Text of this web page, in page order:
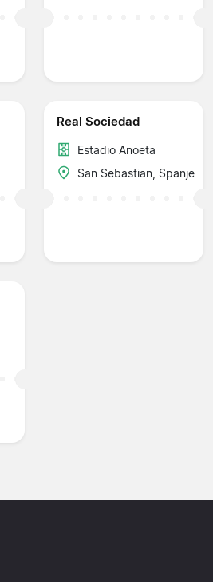
Real Sociedad
Estadio Anoeta
San Sebastian, Spanje